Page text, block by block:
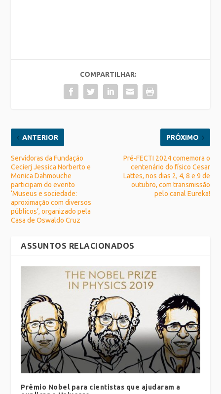
COMPARTILHAR:
ANTERIOR
Servidoras da Fundação
Cecierj Jessica Norberto e
Monica Dahmouche
participam do evento
‘Museus e sociedade:
aproximação com diversos
públicos’, organizado pela
Casa de Oswaldo Cruz
PRÓXIMO
Pré-FECTI 2024 comemora o
centenário do físico Cesar
Lattes, nos dias 2, 4, 8 e 9 de
outubro, com transmissão
pelo canal Eureka!
ASSUNTOS RELACIONADOS
Prêmio Nobel para cientistas que ajudaram a